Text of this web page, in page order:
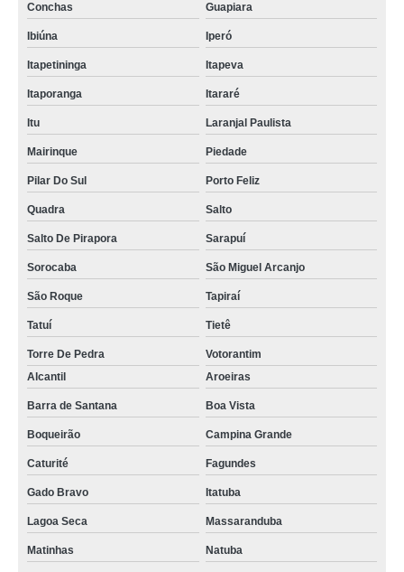
Conchas Guapiara
Ibiúna Iperó
Itapetininga Itapeva
Itaporanga Itararé
Itu Laranjal Paulista
Mairinque Piedade
Pilar Do Sul Porto Feliz
Quadra Salto
Salto De Pirapora Sarapuí
Sorocaba São Miguel Arcanjo
São Roque Tapiraí
Tatuí Tietê
Torre De Pedra
Votorantim
Alcantil
Aroeiras
Barra de Santana Boa Vista
Boqueirão Campina Grande
Caturité Fagundes
Gado Bravo Itatuba
Lagoa Seca Massaranduba
Matinhas Natuba